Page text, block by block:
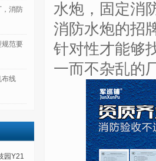
，消防
规范要
布线
园Y21
水炮，固定消
消防水炮的招
针对性才能够
一而不杂乱的